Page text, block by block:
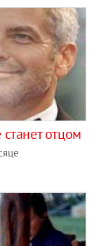
отцом